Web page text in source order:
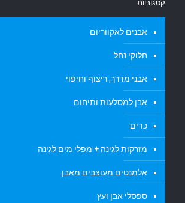
קטגוריות
אבנים לאקווריום
חלוקי נחל
אבני מדרך, ריצוף וחיפוי
אבן למסלעות ותיחום
כדים
מזרקות לגינה + מפלי מים לגינה
אלמנטים מעוצבים מאבן
ספסלי אבן ועץ